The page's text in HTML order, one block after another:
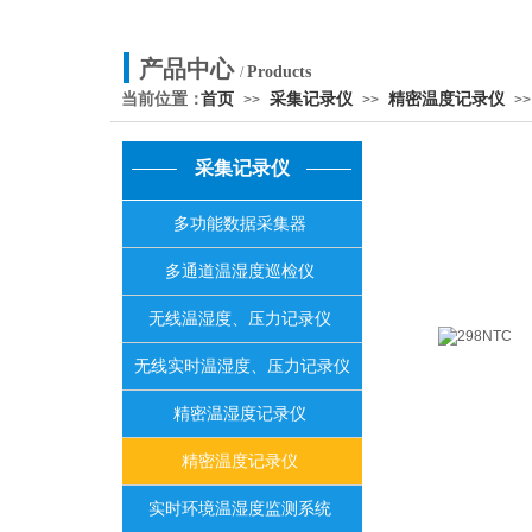
产品中心 /Products
当前位置：首页 >> 采集记录仪 >> 精密温度记录仪 >>
采集记录仪
多功能数据采集器
多通道温湿度巡检仪
无线温湿度、压力记录仪
无线实时温湿度、压力记录仪
精密温湿度记录仪
精密温度记录仪
实时环境温湿度监测系统